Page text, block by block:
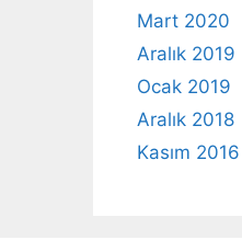
Mart 2020
Aralık 2019
Ocak 2019
Aralık 2018
Kasım 2016